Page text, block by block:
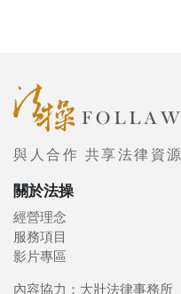
與人合作 共享法律資源
關於法操
經營理念
服務項目
影片專區
內容協力：大壯法律事務所